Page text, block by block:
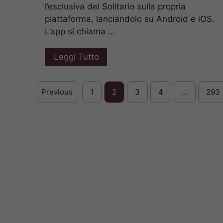
l’esclusiva del Solitario sulla propria
piattaforma, lanciandolo su Android e iOS.
L’app si chiama ...
Leggi Tutto
Previous 1 2 3 4 … 293